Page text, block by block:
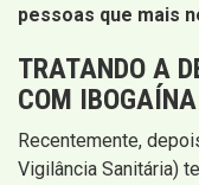
pessoas que mais
TRATANDO A
COM IBOGAÍNA
Recentemente,
Vigilância Sanitária)